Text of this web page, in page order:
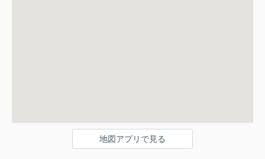
地図アプリで見る